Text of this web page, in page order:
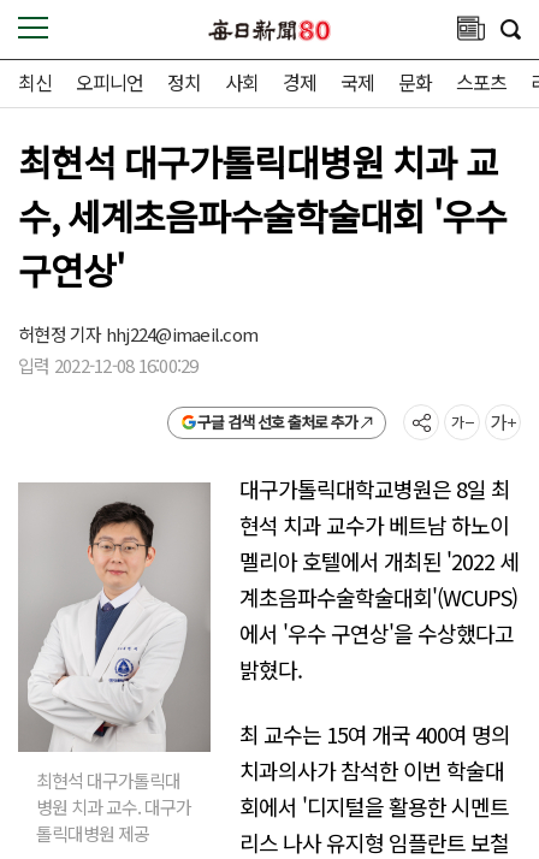
최신 오피니언 정치 사회 경제 국제 문화 스포츠
최현석 대구가톨릭대병원 치과 교
수, 세계초음파수술학술대회 '우수
구연상'
허현정 기자hhj224@imaeil.com
입력 2022-12-08 16:00:29
구글 검색 선호 출처로 추가
최현석 대구가톨릭대
병원 치과 교수. 대구가
톨릭대병원 제공
대구가톨릭대학교병원은 8일 최
현석 치과 교수가 베트남 하노이
멜리아 호텔에서 개최된 '2022 세
계초음파수술학술대회'(WCUPS)
에서 '우수 구연상'을 수상했다고
밝혔다.
최 교수는 15여 개국 400여 명의
치과의사가 참석한 이번 학술대
회에서 '디지털을 활용한 시멘트
리스 나사 유지형 임플란트 보철